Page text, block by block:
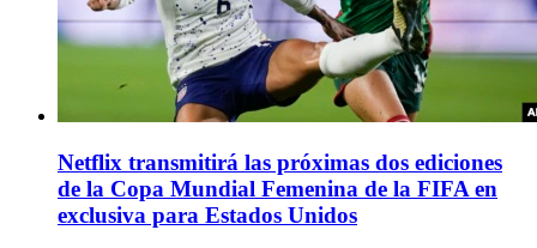
Netflix transmitirá las próximas dos ediciones
de la Copa Mundial Femenina de la FIFA en
exclusiva para Estados Unidos